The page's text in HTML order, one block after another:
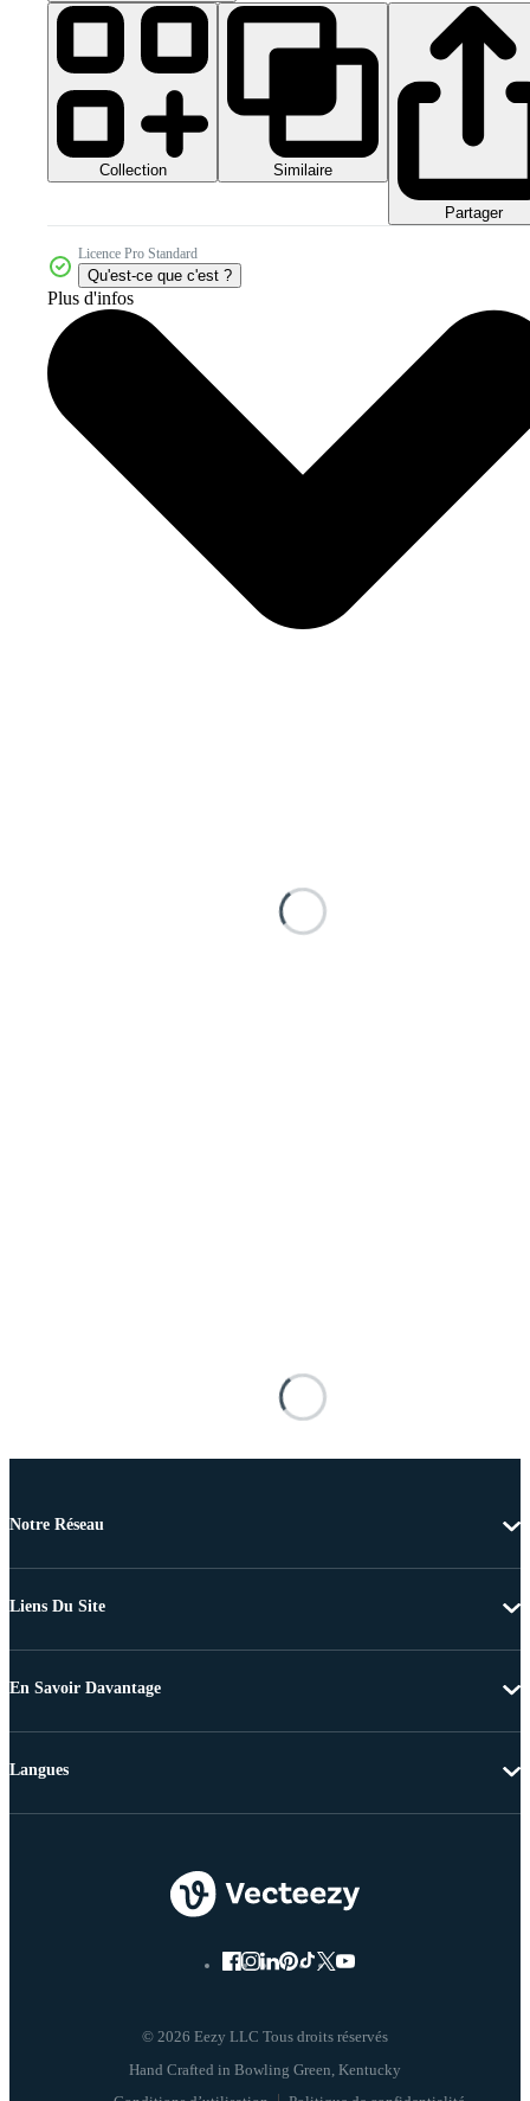
Collection Similaire
Partager
Licence Pro Standard
Qu'est-ce que c'est ?
Plus d'infos
Notre Réseau
Liens Du Site
En Savoir Davantage
© 2026 Eezy LLC Tous droits réservés
Langues